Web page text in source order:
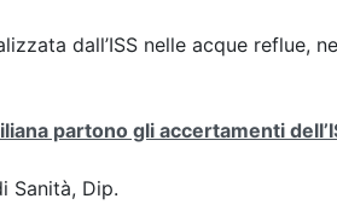
dall’ISS nelle acque reflue,
partono gli accertamenti
Sanità, Dip.